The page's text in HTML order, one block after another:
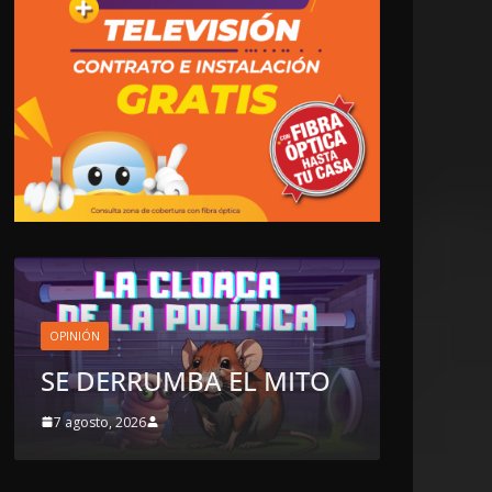
MITO
LOCALES OPINIÓN
TOP TEN DEL REPUDIO
7 agosto, 2026